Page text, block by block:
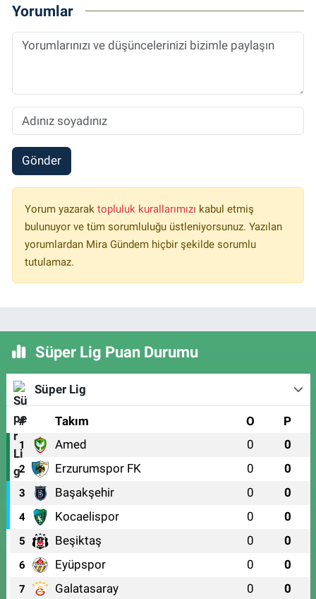
Yorumlar
Gönder
Yorum yazarak topluluk kurallarımızı kabul etmiş
bulunuyor ve tüm sorumluluğu üstleniyorsunuz. Yazılan
yorumlardan Mira Gündem hiçbir şekilde sorumlu
tutulamaz.
Süper Lig Puan Durumu
Süper Lig
# Takım O P
1 Amed 0 0
2 Erzurumspor FK 0 0
3 Başakşehir 0 0
4 Kocaelispor 0 0
5 Beşiktaş 0 0
6 Eyüpspor 0 0
7 Galatasaray 0 0